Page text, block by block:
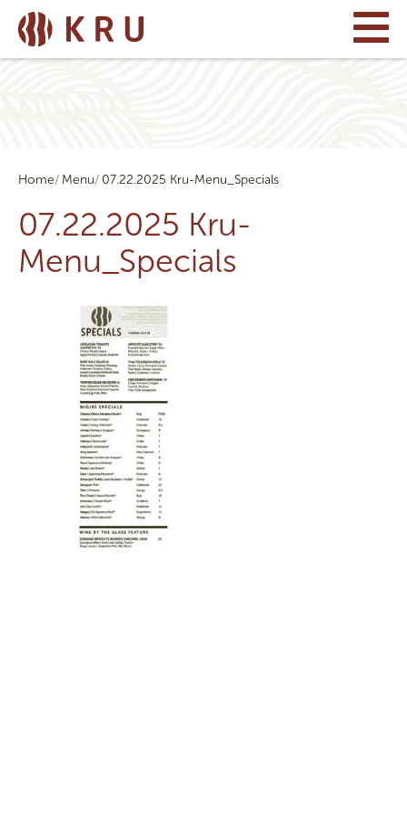
Home Menu 07.22.2025 Kru-Menu_Specials
07.22.2025 Kru-
Menu_Specials